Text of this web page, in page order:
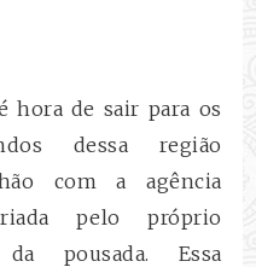
hora de sair para os
dessa região
com a agência
pelo próprio
pousada. Essa